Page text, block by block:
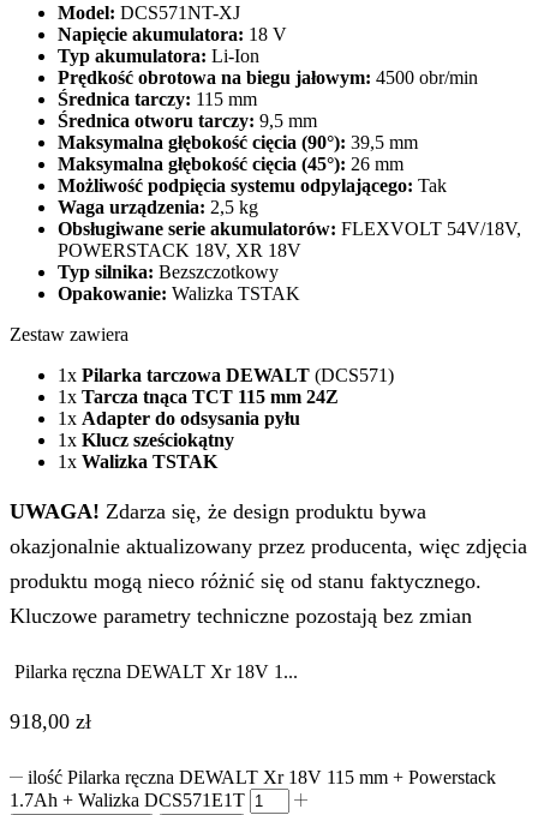
Model: DCS571NT-XJ
Napięcie akumulatora: 18 V
Typ akumulatora: Li-Ion
Prędkość obrotowa na biegu jałowym: 4500 obr/min
Średnica tarczy: 115 mm
Średnica otworu tarczy: 9,5 mm
Maksymalna głębokość cięcia (90°): 39,5 mm
Maksymalna głębokość cięcia (45°): 26 mm
Możliwość podpięcia systemu odpylającego: Tak
Waga urządzenia: 2,5 kg
Obsługiwane serie akumulatorów: FLEXVOLT 54V/18V,
POWERSTACK 18V, XR 18V
Typ silnika: Bezszczotkowy
Opakowanie: Walizka TSTAK
Zestaw zawiera
1x Pilarka tarczowa DEWALT (DCS571)
1x Tarcza tnąca TCT 115 mm 24Z
1x Adapter do odsysania pyłu
1x Klucz sześciokątny
1x Walizka TSTAK
UWAGA! Zdarza się, że design produktu bywa
okazjonalnie aktualizowany przez producenta, więc zdjęcia
produktu mogą nieco różnić się od stanu faktycznego.
Kluczowe parametry techniczne pozostają bez zmian
Pilarka ręczna DEWALT Xr 18V 1...
918,00 zł
ilość Pilarka ręczna DEWALT Xr 18V 115 mm + Powerstack
1.7Ah + Walizka DCS571E1T